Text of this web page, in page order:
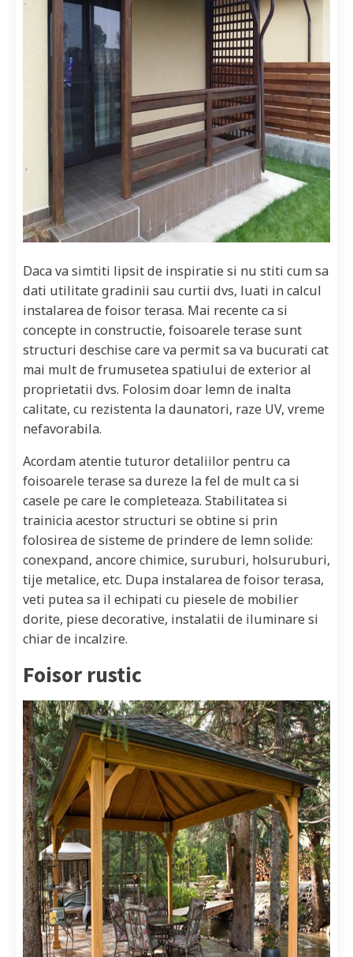
Daca va simtiti lipsit de inspiratie si nu stiti cum sa
dati utilitate gradinii sau curtii dvs, luati in calcul
instalarea de foisor terasa. Mai recente ca si
concepte in constructie, foisoarele terase sunt
structuri deschise care va permit sa va bucurati cat
mai mult de frumusetea spatiului de exterior al
proprietatii dvs. Folosim doar lemn de inalta
calitate, cu rezistenta la daunatori, raze UV, vreme
nefavorabila.
Acordam atentie tuturor detaliilor pentru ca
foisoarele terase sa dureze la fel de mult ca si
casele pe care le completeaza. Stabilitatea si
trainicia acestor structuri se obtine si prin
folosirea de sisteme de prindere de lemn solide:
conexpand, ancore chimice, suruburi, holsuruburi,
tije metalice, etc. Dupa instalarea de foisor terasa,
veti putea sa il echipati cu piesele de mobilier
dorite, piese decorative, instalatii de iluminare si
chiar de incalzire.
Foisor rustic